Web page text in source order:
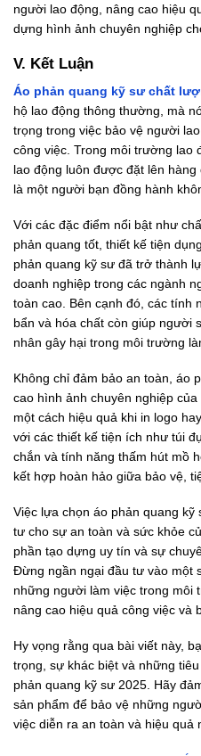
người lao động, nâng cao hiệu
dựng hình ảnh chuyên nghiệp
V. Kết Luận
Áo phản quang kỹ sư chất
hộ lao động thông thường, mà
trọng trong việc bảo vệ người
công việc. Trong môi trường lao
lao động luôn được đặt lên
là một người bạn đồng hành
Với các đặc điểm nổi bật như
phản quang tốt, thiết kế tiện
phản quang kỹ sư đã trở thành
doanh nghiệp trong các ngành
toàn cao. Bên cạnh đó, các tính
bẩn và hóa chất còn giúp người
nhân gây hại trong môi trường
Không chỉ đảm bảo an toàn, áo
cao hình ảnh chuyên nghiệp
một cách hiệu quả khi in logo
với các thiết kế tiện ích như túi
chắn và tính năng thấm hút mồ
kết hợp hoàn hảo giữa bảo vệ,
Việc lựa chọn áo phản quang kỹ
tư cho sự an toàn và sức khỏe
phần tạo dựng uy tín và sự
Đừng ngần ngại đầu tư vào một
những người làm việc trong môi
nâng cao hiệu quả công việc và
Hy vọng rằng qua bài viết này,
trọng, sự khác biệt và những
phản quang kỹ sư 2025. Hãy
sản phẩm để bảo vệ những
việc diễn ra an toàn và hiệu quả